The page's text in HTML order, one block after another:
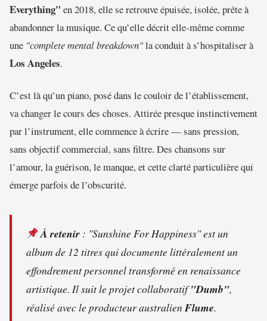
Everything" en 2018, elle se retrouve épuisée, isolée, prête à
abandonner la musique. Ce qu’elle décrit elle-même comme
une "complete mental breakdown"la conduit à s’hospitaliser à
Los Angeles.
C’est là qu’un piano, posé dans le couloir de l’établissement,
va changer le cours des choses. Attirée presque instinctivement
par l’instrument, elle commence à écrire — sans pression,
sans objectif commercial, sans filtre. Des chansons sur
l’amour, la guérison, le manque, et cette clarté particulière qui
émerge parfois de l’obscurité.
À retenir : "Sunshine For Happiness"est un
album de 12 titres qui documente littéralement un
effondrement personnel transformé en renaissance
artistique. Il suit le projet collaboratif"Dumb",
réalisé avec le producteur australienFlume.